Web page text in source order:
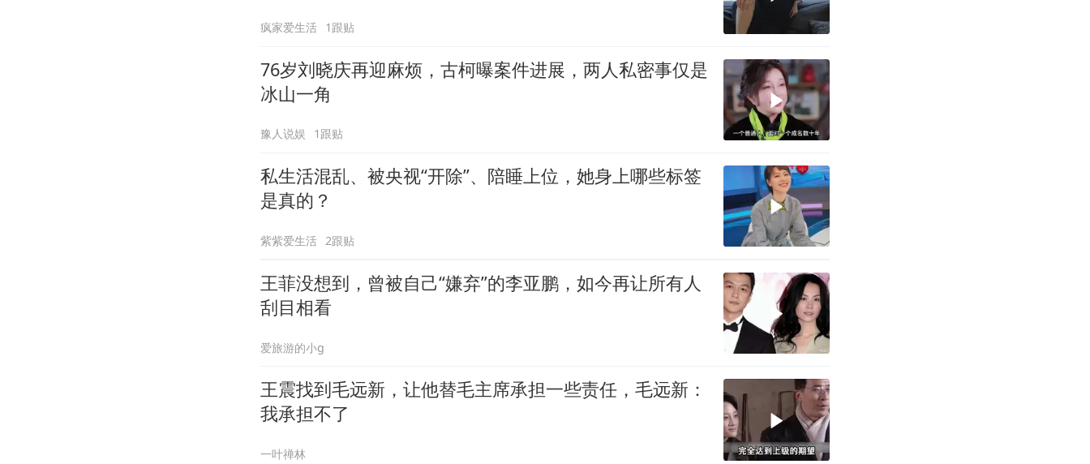
疯家爱生活 1跟贴
76岁刘晓庆再迎麻烦，古柯曝案件进展，两人私密事仅是
冰山一角
豫人说娱 1跟贴
私生活混乱、被央视“开除”、陪睡上位，她身上哪些标签
是真的？
紫紫爱生活 2跟贴
王菲没想到，曾被自己“嫌弃”的李亚鹏，如今再让所有人
刮目相看
爱旅游的小g
王震找到毛远新，让他替毛主席承担一些责任，毛远新：
我承担不了
一叶禅林